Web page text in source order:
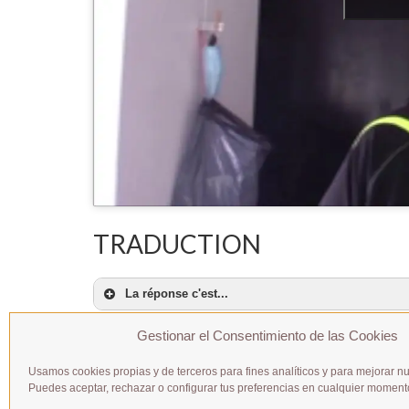
Gestionar el Consentimiento de las Cookies
Usamos cookies propias y de terceros para fines analíticos y para mejorar
Puedes aceptar, rechazar o configurar tus preferencias en cualquier
TRADUCTION
La réponse c'est...
mon frère)